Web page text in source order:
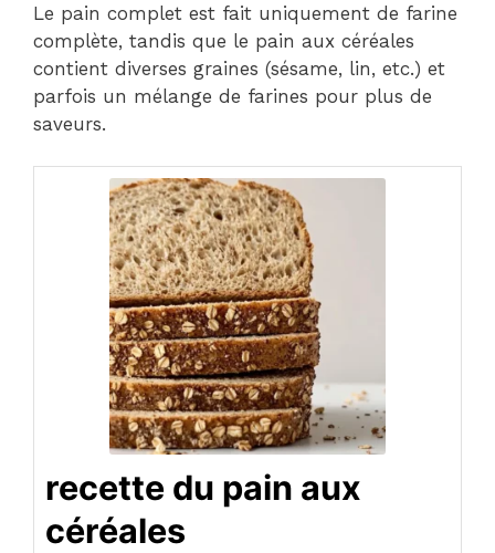
Le pain complet est fait uniquement de farine
complète, tandis que le pain aux céréales
contient diverses graines (sésame, lin, etc.) et
parfois un mélange de farines pour plus de
saveurs.
recette du pain aux
céréales